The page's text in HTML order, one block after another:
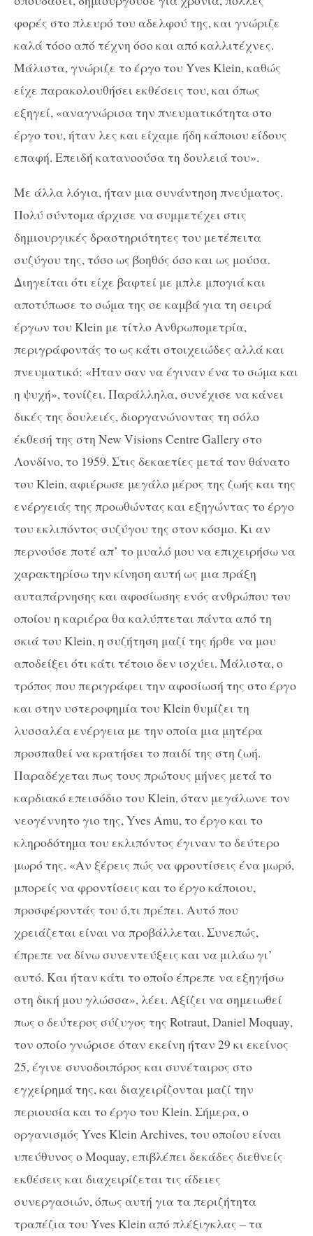
φορές στο πλευρό του αδελφού της, και γνώριζε
καλά τόσο από τέχνη όσο και από καλλιτέχνες.
Μάλιστα, γνώριζε το έργο του Yves Klein, καθώς
είχε παρακολουθήσει εκθέσεις του, και όπως
εξηγεί, «αναγνώρισα την πνευματικότητα στο
έργο του, ήταν λες και είχαμε ήδη κάποιου είδους
επαφή. Επειδή κατανοούσα τη δουλειά του».
Με άλλα λόγια, ήταν μια συνάντηση πνεύματος.
Πολύ σύντομα άρχισε να συμμετέχει στις
δημιουργικές δραστηριότητες του μετέπειτα
συζύγου της, τόσο ως βοηθός όσο και ως μούσα.
Διηγείται ότι είχε βαφτεί με μπλε μπογιά και
αποτύπωσε το σώμα της σε καμβά για τη σειρά
έργων του Klein με τίτλο Ανθρωπομετρία,
περιγράφοντάς το ως κάτι στοιχειώδες αλλά και
πνευματικό: «Ήταν σαν να έγιναν ένα το σώμα και
η ψυχή», τονίζει. Παράλληλα, συνέχισε να κάνει
δικές της δουλειές, διοργανώνοντας τη σόλο
έκθεσή της στη New Visions CentreGallery στο
Λονδίνο, το 1959. Στις δεκαετίες μετά τον θάνατο
του Klein, αφιέρωσε μεγάλο μέρος της ζωής και της
ενέργειάς της προωθώντας και εξηγώντας το έργο
του εκλιπόντος συζύγου της στον κόσμο. Κι αν
περνούσε ποτέ απ’ το μυαλό μου να επιχειρήσω να
χαρακτηρίσω την κίνηση αυτή ως μια πράξη
αυταπάρνησης και αφοσίωσης ενός ανθρώπου του
οποίου η καριέρα θα καλύπτεται πάντα από τη
σκιά του Klein, η συζήτηση μαζί της ήρθε να μου
αποδείξει ότι κάτι τέτοιο δεν ισχύει. Μάλιστα, ο
τρόπος που περιγράφει την αφοσίωσή της στο έργο
και στην υστεροφημία του Klein θυμίζει τη
λυσσαλέα ενέργεια με την οποία μια μητέρα
προσπαθεί να κρατήσει το παιδί της στη ζωή.
Παραδέχεται πως τους πρώτους μήνες μετά το
καρδιακό επεισόδιο του Klein, όταν μεγάλωνε τον
νεογέννητο γιο της, Yves Amu, το έργο και το
κληροδότημα του εκλιπόντος έγιναν το δεύτερο
μωρό της. «Αν ξέρεις πώς να φροντίσεις ένα μωρό,
μπορείς να φροντίσεις και το έργο κάποιου,
προσφέροντάς του ό,τι πρέπει. Αυτό που
χρειάζεται είναι να προβάλλεται. Συνεπώς,
έπρεπε να δίνω συνεντεύξεις και να μιλάω γι’
αυτό. Και ήταν κάτι το οποίο έπρεπε να εξηγήσω
στη δική μου γλώσσα», λέει. Αξίζει να σημειωθεί
πως ο δεύτερος σύζυγος της Rotraut, Daniel Moquay,
τον οποίο γνώρισε όταν εκείνη ήταν 29 κι εκείνος
25, έγινε συνοδοιπόρος και συνέταιρος στο
εγχείρημά της, και διαχειρίζονται μαζί την
περιουσία και το έργο του Klein. Σήμερα, ο
οργανισμός Yves Klein Archives, του οποίου είναι
υπεύθυνος οMoquay, επιβλέπει δεκάδες διεθνείς
εκθέσεις και διαχειρίζεται τις άδειες
συνεργασιών, όπως αυτή για τα περιζήτητα
τραπέζια του Yves Klein από πλέξιγκλας – τα